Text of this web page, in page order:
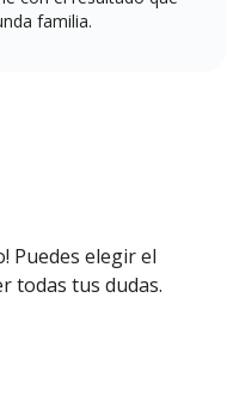
familia.
Puedes elegir el
todas tus dudas.